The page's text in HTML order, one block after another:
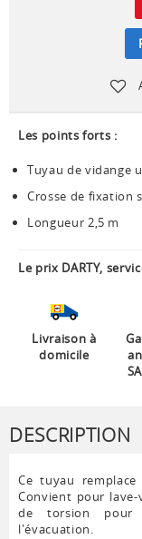
Les points forts :
Tuyau de vidange
Crosse de fixation
Longueur 2,5 m
Le prix DARTY,
Livraison à
domicile
DESCRIPTION
Ce tuyau
Convient pour lave-
de torsion pour
l'évacuation.